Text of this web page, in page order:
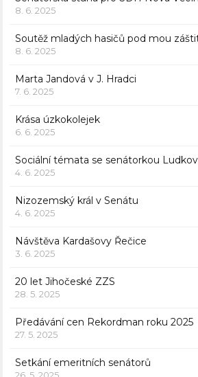
8. 6. 2025
Soutěž mladých hasičů pod mou
8. 6. 2025
Marta Jandová v J. Hradci
7. 6. 2025
Krása úzkokolejek
6. 6. 2025
Sociální témata se senátorkou
4. 6. 2025
Nizozemský král v Senátu
4. 6. 2025
Návštěva Kardašovy Řečice
3. 6. 2025
20 let Jihočeské ZZS
28. 5. 2025
Předávání cen Rekordman roku 2025
27. 5. 2025
Setkání emeritních senátorů
26. 5. 2025